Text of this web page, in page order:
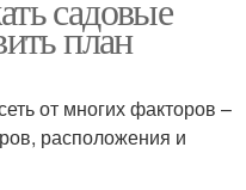
план
от многих факторов –
расположения и